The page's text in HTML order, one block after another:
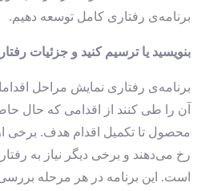
برنامه‌ی رفتاری کامل توسعه دهیم.
بنویسید یا ترسیم کنید و جزئیات
برنامه‌ی رفتاری نمایش مراحل
آن را طی کنند از اقدامی که حال
محصول تا تکمیل اقدام هدف. برخی
رخ می‌دهند و برخی دیگر نیاز به
است. این برنامه در هر مرحله